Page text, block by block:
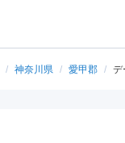
/ 神奈川県 / 愛甲郡 / デ